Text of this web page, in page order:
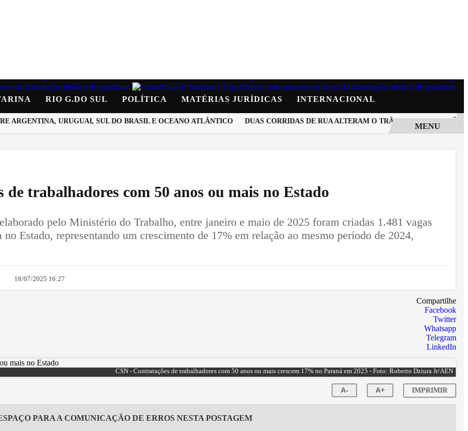
RIO G.DO SUL POLÍTICA MATÉRIAS JURÍDICAS
INTERNACIONAL
URUGUAI, SUL DO BRASIL E OCEANO ATLÂNTICO DUAS CORRIDAS DE RUA ALTERAM O TRÂNSITO NA MANHÃ DE
MENU
de trabalhadores com 50 anos ou mais no Estado
pelo Ministério do Trabalho, entre janeiro e maio de 2025 foram criadas 1.481 vagas
Estado, representando um crescimento de 17% em relação ao mesmo período de 2024,
18/07/2025 16:27
Compartilhe
Facebook
Twitter
Whatsapp
Telegram
LinkedIn
CSN - Contratações de trabalhadores com 50 anos ou mais crescem 17% no Paraná em 2025 - Foto: Roberto Dziura Jr/AEN
A- A+ IMPRIMIR
PARA A COMUNICAÇÃO DE ERROS NESTA POSTAGEM